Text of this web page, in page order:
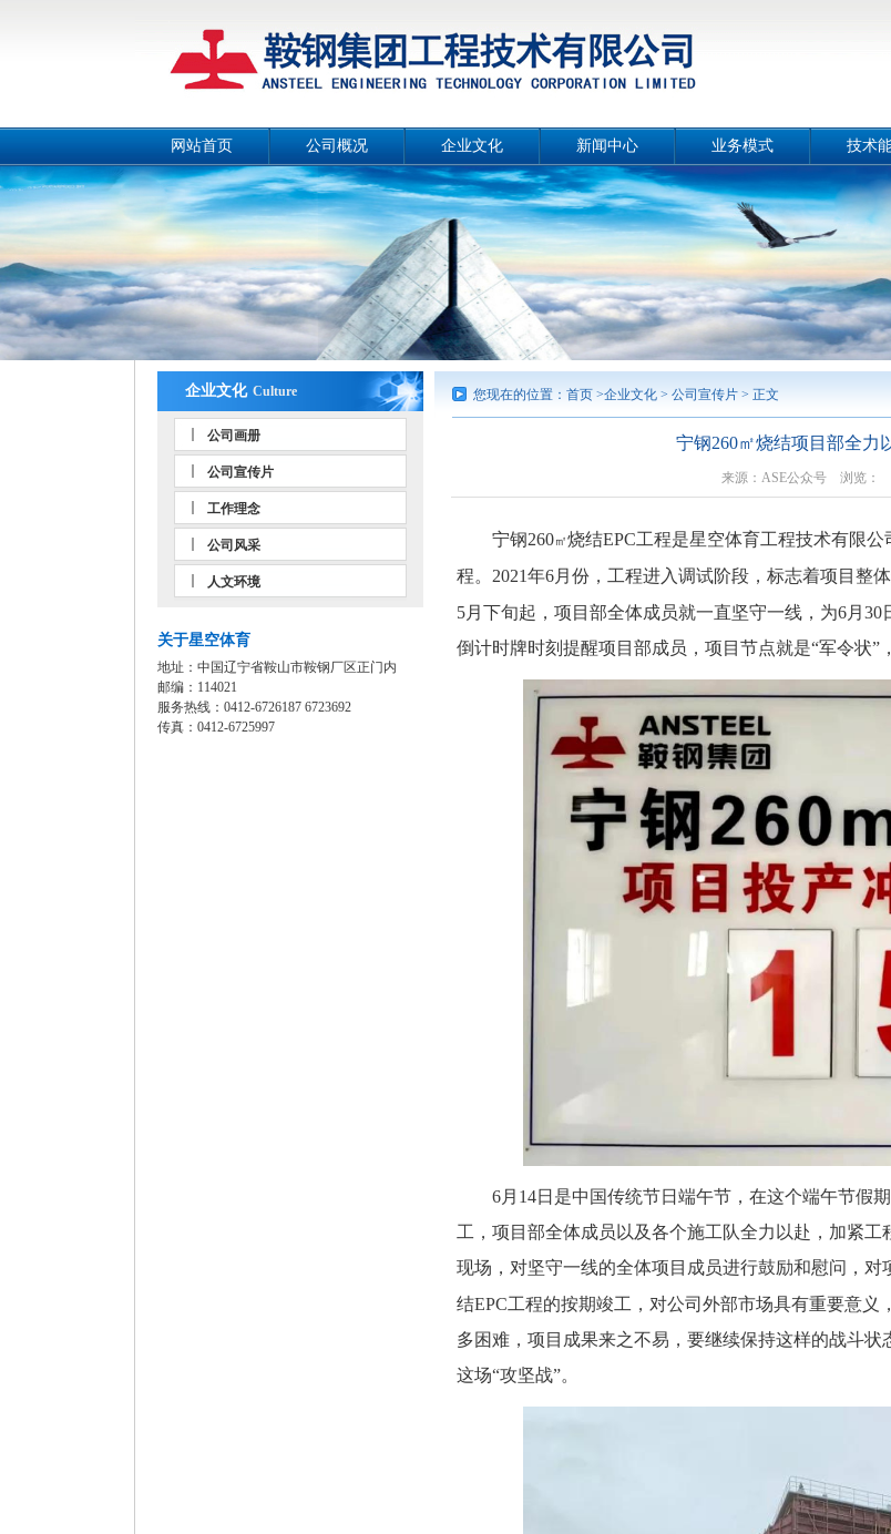
网站首页 公司概况
公司简介
总经理致辞
战略目标
组织机构
工作团队
荣誉资质
事业部和分公司
企业文化
公司画册
公司宣传片
工作理念
公司风采
人文环境
新闻中心
公司要闻
媒体报道
项目公示
行业分析
业务模式
总体介绍
设计咨询
工程总承包
工程监理
技术
技术能
冶金工程
节能环
勘测及岩
智能
案例
企业文化 Culture
公司画册
公司宣传片
工作理念
公司风采
人文环境
关于星空体育
地址：中国辽宁省鞍山市鞍钢厂区正门内
邮编：114021
服务热线：0412-6726187 6723692
传真：0412-6725997
您现在的位置： 首页 >企业文化 > 公司宣传片 > 正文
宁钢260㎡烧结项目部全力
来源：ASE公众号 浏览：
宁钢260㎡烧结EPC工程是星空体育工程技术有限
程。2021年6月份，工程进入调试阶段，标志着项目整
5月下旬起，项目部全体成员就一直坚守一线，为6月
倒计时牌时刻提醒项目部成员，项目节点就是“军令状”
6月14日是中国传统节日端午节，在这个端午节假
工，项目部全体成员以及各个施工队全力以赴，加紧
现场，对坚守一线的全体项目成员进行鼓励和慰问，
结EPC工程的按期竣工，对公司外部市场具有重要意
多困难，项目成果来之不易，要继续保持这样的战斗
这场“攻坚战”。